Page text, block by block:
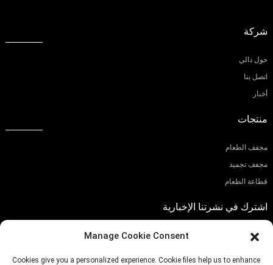
شركة
حول دالي
اتصل بنا
أخبار
منتجات
مجفف الطعام
مجفف تجميد
قطاعة الطعام
اشترك في نشرتنا الإخبارية
Manage Cookie Consent
Cookies give you a personalized experience. Cookie files help us to enhance